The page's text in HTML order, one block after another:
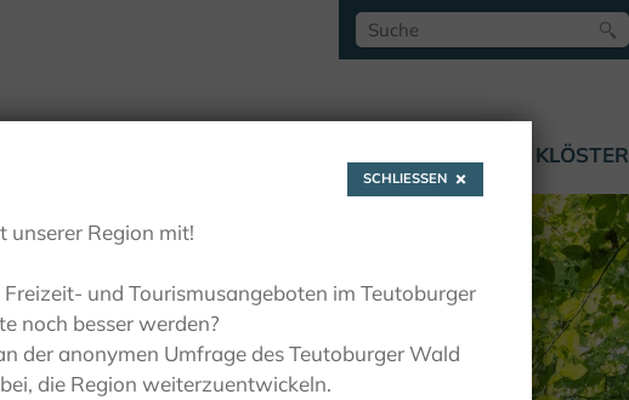
KLÖSTER
SCHLIESSEN
unserer Region mit!
und Tourismusangeboten im Teutoburger
noch besser werden?
der anonymen Umfrage des Teutoburger Wald
die Region weiterzuentwickeln.